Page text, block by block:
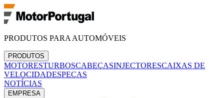
PRODUTOS PARA AUTOMÓVEIS
PRODUTOS
MOTORESTURBOSCABEÇASINJECTORESCAIXAS DE
VELOCIDADESPEÇAS
NOTÍCIAS
EMPRESA